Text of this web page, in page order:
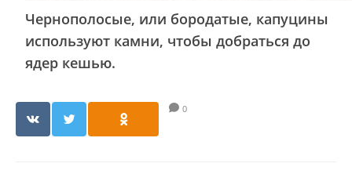
Чернополосые, или бородатые, капуцины
используют камни, чтобы добраться до
ядер кешью.
0